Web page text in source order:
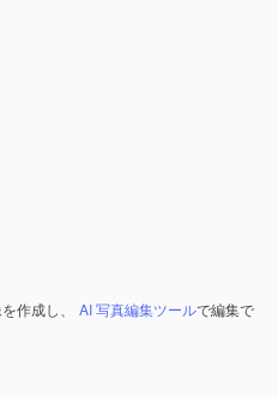
作成し、 AI 写真編集ツールで編集で